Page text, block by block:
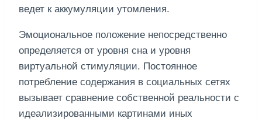
ведет к аккумуляции утомления.
Эмоциональное положение непосредственно
определяется от уровня сна и уровня
виртуальной стимуляции. Постоянное
потребление содержания в социальных сетях
вызывает сравнение собственной реальности с
идеализированными картинами иных